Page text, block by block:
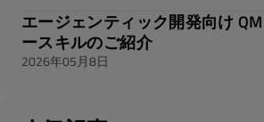
エージェンティック開発向け
ースキルのご紹介
2026年05月8日